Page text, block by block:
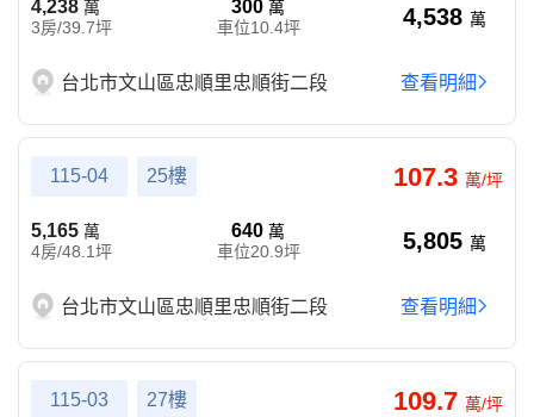
4,238 萬
3房/39.7坪
300萬
車位10.4坪
4,538 萬
台北市文山區忠順里忠順街二段 查看明細
115-04 25樓 107.3 萬/坪
5,165 萬
4房/48.1坪
640萬
車位20.9坪
5,805 萬
台北市文山區忠順里忠順街二段 查看明細
115-03 27樓 109.7 萬/坪